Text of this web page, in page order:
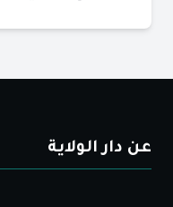
عن دار الولاية